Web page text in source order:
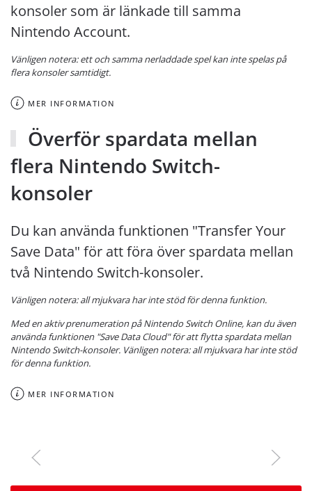
konsoler som är länkade till samma
Nintendo Account.
Vänligen notera: ett och samma nerladdade spel kan inte spelas på
flera konsoler samtidigt.
MER INFORMATION
Överför spardata mellan
flera Nintendo Switch-
konsoler
Du kan använda funktionen "Transfer Your
Save Data" för att föra över spardata mellan
två Nintendo Switch-konsoler.
Vänligen notera: all mjukvara har inte stöd för denna funktion.
Med en aktiv prenumeration påNintendo Switch Online, kan du även
använda funktionen "Save Data Cloud" för att flytta spardata mellan
Nintendo Switch-konsoler. Vänligen notera: all mjukvara har inte stöd
för denna funktion.
MER INFORMATION